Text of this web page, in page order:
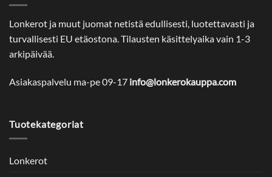
Lonkerot ja muut juomat netistä edullisesti, luotettavasti ja
turvallisesti EU etäostona. Tilausten käsittelyaika vain 1-3
arkipäivää.
Asiakaspalvelu ma-pe 09-17 info@lonkerokauppa.com
Tuotekategoriat
Lonkerot